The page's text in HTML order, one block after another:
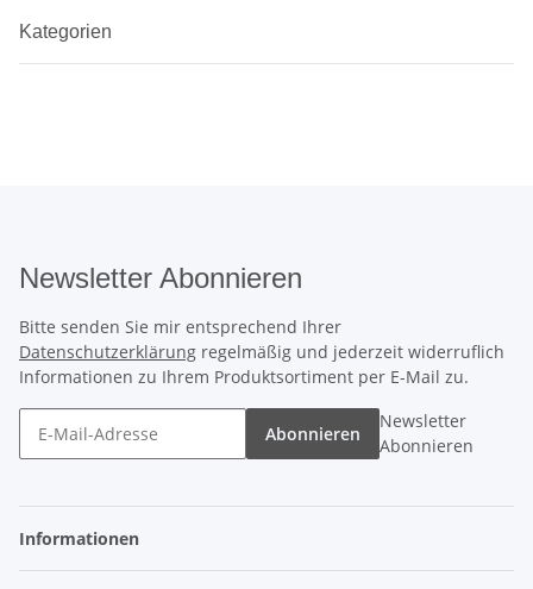
Kategorien
Newsletter Abonnieren
Bitte senden Sie mir entsprechend Ihrer
Datenschutzerklärung regelmäßig und jederzeit widerruflich
Informationen zu Ihrem Produktsortiment per E-Mail zu.
Abonnieren
Newsletter
Abonnieren
Informationen